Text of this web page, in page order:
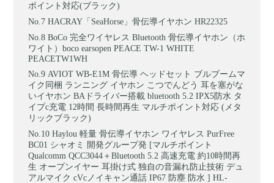
ポイント対応(ブラック)
HACRAY「SeaHorse」骨伝導イヤホン HR22325
BoCo 完全ワイヤレス Bluetooth 骨伝導イヤホン（ホ
ワイト）boco earsopen PEACE TW-1 WHITE
PEACETW1WH
AVIOT WB-E1M 骨伝導 ヘッドセット ブルブームマ
イク同梱 ランニング イヤホン こつでんどう 耳を塞がな
いイヤホン BAドライバー搭載 bluetooth 5.2 IPX5防水 タ
イプc充電 12時間 長時間再生 マルチポイント対応 (メタ
リックブラック)
Haylou 軽量 骨伝導イヤホン ワイヤレス PurFree
BC01 シャオミ 開発グループ発 [マルチポイント
Qualcomm QCC3044＋Bluetooth 5.2 高速充電 約10時間再
生 オープンイヤー 耳掛け式 独自の音漏れ防止技術 デュ
アルマイク cVcノイキャン通話 IP67 防塵 防水 ] HL-